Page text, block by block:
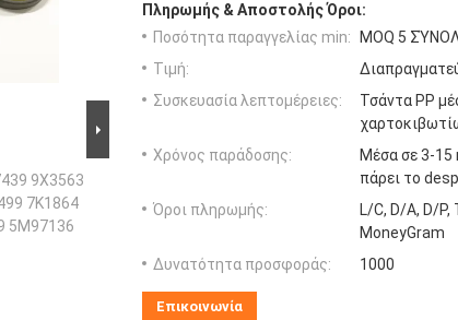
9X3563
7K1864
5M97136
Πληρωμής & Αποστολής Όροι:
Ποσότητα παραγγελίας min:
MOQ 5
Τιμή:
Συσκευασία λεπτομέρειες:
Τσάντα PP
Χρόνος παράδοσης:
Μέσα σε 3-15
πάρει το
Όροι πληρωμής:
L/C, D/A, D/
MoneyGram
Δυνατότητα προσφοράς:
1000
Επικοινωνία